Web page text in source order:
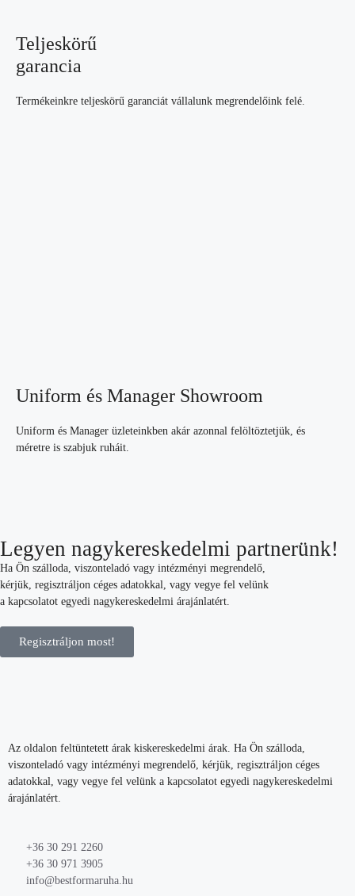
Teljeskörű
garancia
Termékeinkre teljeskörű garanciát vállalunk megrendelőink felé.
Uniform és Manager Showroom
Uniform és Manager üzleteinkben akár azonnal felöltöztetjük, és
méretre is szabjuk ruháit.
Legyen nagykereskedelmi partnerünk!
Ha Ön szálloda, viszonteladó vagy intézményi megrendelő,
kérjük, regisztráljon céges adatokkal, vagy vegye fel velünk
a kapcsolatot egyedi nagykereskedelmi árajánlatért.
Regisztráljon most!
Az oldalon feltüntetett árak kiskereskedelmi árak. Ha Ön szálloda,
viszonteladó vagy intézményi megrendelő, kérjük, regisztráljon céges
adatokkal, vagy vegye fel velünk a kapcsolatot egyedi nagykereskedelmi
árajánlatért.
+36 30 291 2260
+36 30 971 3905
info@bestformaruha.hu